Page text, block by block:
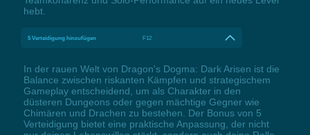
hebt.
5 Verteidigung hinzufügen F12
In der rauen Welt von Dragon's Dogma: Dark Arisen ist die
Balance zwischen riskanten Kämpfen und strategischem
Gameplay entscheidend, um als Charakter in den
düsteren Dungeons oder gegen mächtige Gegner wie
Chimären und Drachen zu bestehen. Der Bonus von 5
Verteidigung bietet eine praktische Anpassung, der nicht